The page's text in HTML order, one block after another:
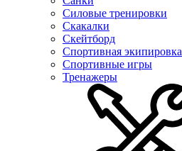
Силовые тренировки
Скакалки
Скейтборд
Спортивная экипировка
Спортивные игры
Тренажеры